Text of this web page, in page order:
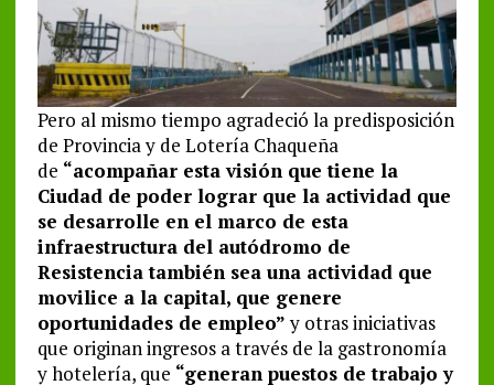
Pero al mismo tiempo agradeció la predisposición
de Provincia y de Lotería Chaqueña
de “acompañar esta visión que tiene la
Ciudad de poder lograr que la actividad que
se desarrolle en el marco de esta
infraestructura del autódromo de
Resistencia también sea una actividad que
movilice a la capital, que genere
oportunidades de empleo”y otras iniciativas
que originan ingresos a través de la gastronomía
y hotelería, que “generan puestos de trabajo y